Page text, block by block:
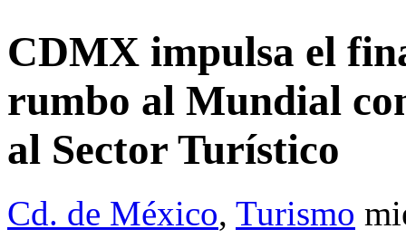
CDMX impulsa el
rumbo al Mundial
al Sector Turístico
Cd. de México, Turismo